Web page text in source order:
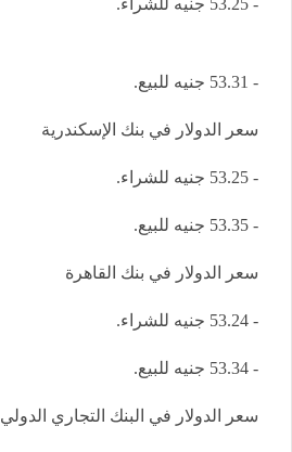
- 53.31 جنيه للبيع.
سعر الدولار في بنك الإسكندرية
- 53.25 جنيه للشراء.
- 53.35 جنيه للبيع.
سعر الدولار في بنك القاهرة
- 53.24 جنيه للشراء.
- 53.34 جنيه للبيع.
سعر الدولار في البنك التجاري الدولي CIB